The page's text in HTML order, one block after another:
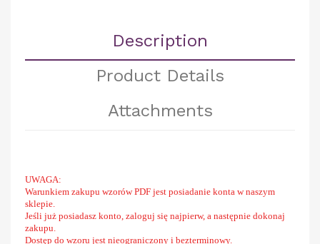
Description
Product Details
Attachments
UWAGA:
Warunkiem zakupu wzorów PDF jest posiadanie konta w naszym
sklepie.
Jeśli już posiadasz konto, zaloguj się najpierw, a następnie dokonaj
zakupu.
Dostęp do wzoru jest nieograniczony i bezterminowy.